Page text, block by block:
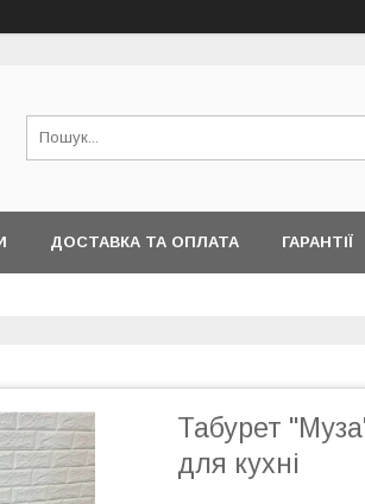
ДОСТАВКА ТА ОПЛАТА ГАРАНТІЇ
Табурет
для кухні